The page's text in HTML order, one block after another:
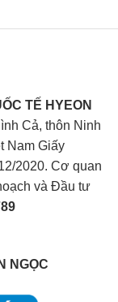
TẾ HYEON
Cả, thôn Ninh
Nam Giấy
2020. Cơ quan
và Đầu tư
NGỌC